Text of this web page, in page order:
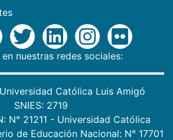
en nuestras redes sociales:
Católica Luis Amigó
SNIES: 2719
N° 21211 - Universidad Católica
de Educación Nacional: N° 17701